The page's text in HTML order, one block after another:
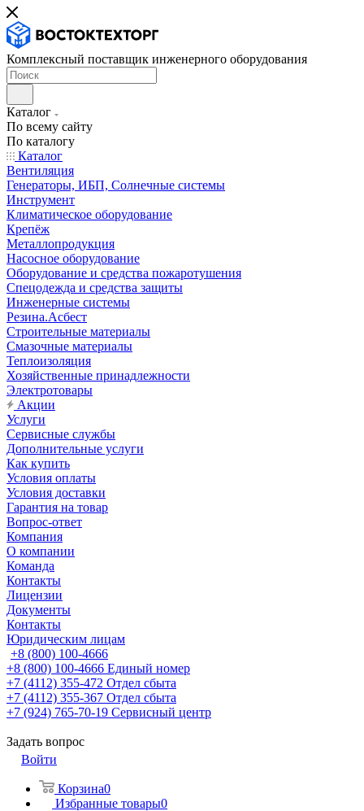
Комплексный поставщик инженерного оборудования
Каталог
По всему сайту
По каталогу
Каталог
Вентиляция
Генераторы, ИБП, Солнечные системы
Инструмент
Климатическое оборудование
Крепёж
Металлопродукция
Насосное оборудование
Оборудование и средства пожаротушения
Спецодежда и средства защиты
Инженерные системы
Резина.Асбест
Строительные материалы
Смазочные материалы
Теплоизоляция
Хозяйственные принадлежности
Электротовары
Акции
Услуги
Сервисные службы
Дополнительные услуги
Как купить
Условия оплаты
Условия доставки
Гарантия на товар
Вопрос-ответ
Компания
О компании
Команда
Контакты
Лицензии
Документы
Контакты
Юридическим лицам
+8 (800) 100-4666
+8 (800) 100-4666 Единый номер
+7 (4112) 355-472 Отдел сбыта
+7 (4112) 355-367 Отдел сбыта
+7 (924) 765-70-19 Сервисный центр
Задать вопрос
Войти
Корзина0
Избранные товары0